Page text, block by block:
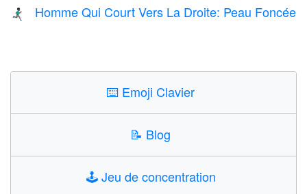
🏃🏿‍♂️‍➡️ Homme Qui Court Vers La Droite: Peau Foncée
⌨️ Emoji Clavier
📝 Blog
🕹️Jeu de concentration